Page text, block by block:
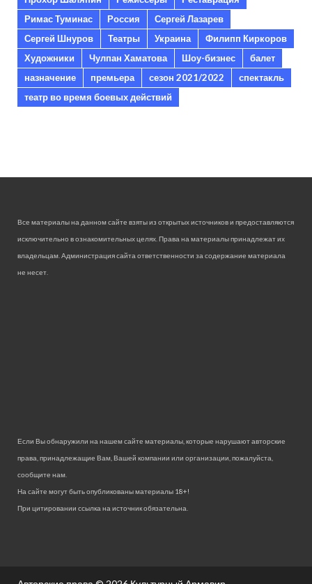
Римас Туминас
Россия
Сергей Лазарев
Сергей Шнуров
Театры Украина
Филипп Киркоров
Художники
Чулпан Хаматова Шоу-бизнес
балет
назначение
премьера сезон 2021/2022
спектакль
театр во время боевых действий
Все материалы на данном сайте взяты из открытых источников и предоставляются
исключительно в ознакомительных целях. Права на материалы принадлежат их
владельцам. Администрация сайта ответственности за содержание материала
не несет.
Если Вы обнаружили на нашем сайте материалы, которые нарушают авторские
права, принадлежащие Вам, Вашей компании или организации, пожалуйста,
сообщите нам.
На сайте могут быть опубликованы материалы 18+!
При цитировании ссылка на источник обязательна.